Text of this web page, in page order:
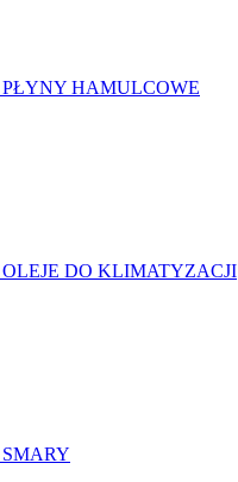
PŁYNY HAMULCOWE
OLEJE DO KLIMATYZACJI
SMARY